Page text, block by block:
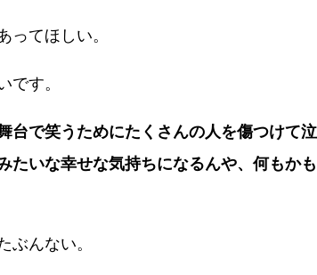
ってほしい。
です。
台で笑うためにたくさんの人を傷つけて
たいな幸せな気持ちになるんや、何もか
ぶんない。